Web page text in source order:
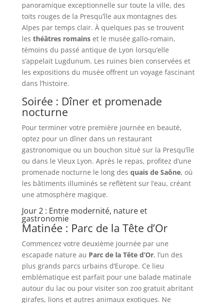
panoramique exceptionnelle sur toute la ville, des
toits rouges de la Presqu’île aux montagnes des
Alpes par temps clair. À quelques pas se trouvent
les théâtres romainset le musée gallo-romain,
témoins du passé antique de Lyon lorsqu’elle
s’appelait Lugdunum. Les ruines bien conservées et
les expositions du musée offrent un voyage fascinant
dans l’histoire.
Soirée : Dîner et promenade
nocturne
Pour terminer votre première journée en beauté,
optez pour un dîner dans un restaurant
gastronomique ou un bouchon situé sur la Presqu’île
ou dans le Vieux Lyon. Après le repas, profitez d’une
promenade nocturne le long des quais de Saône, où
les bâtiments illuminés se reflètent sur l’eau, créant
une atmosphère magique.
Jour 2 : Entre modernité, nature et
gastronomie
Matinée : Parc de la Tête d’Or
Commencez votre deuxième journée par une
escapade nature au Parc de la Tête d’Or, l’un des
plus grands parcs urbains d’Europe. Ce lieu
emblématique est parfait pour une balade matinale
autour du lac ou pour visiter son zoo gratuit abritant
girafes, lions et autres animaux exotiques. Ne